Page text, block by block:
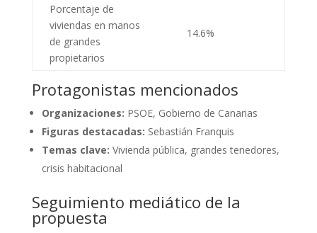
Porcentaje de
viviendas en manos
de grandes
propietarios
14.6%
Protagonistas mencionados
Organizaciones: PSOE, Gobierno de Canarias
Figuras destacadas: Sebastián Franquis
Temas clave: Vivienda pública, grandes tenedores,
crisis habitacional
Seguimiento mediático de la
propuesta